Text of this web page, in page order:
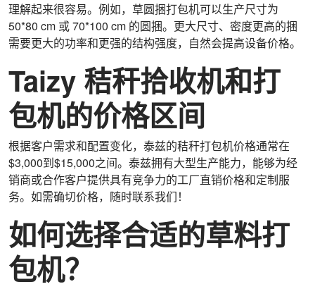
理解起来很容易。例如，草圆捆打包机可以生产尺寸为
50*80 cm 或 70*100 cm 的圆捆。更大尺寸、密度更高的捆
需要更大的功率和更强的结构强度，自然会提高设备价格。
Taizy 秸秆拾收机和打
包机的价格区间
根据客户需求和配置变化，泰兹的秸秆打包机价格通常在
$3,000到$15,000之间。泰兹拥有大型生产能力，能够为经
销商或合作客户提供具有竞争力的工厂直销价格和定制服
务。如需确切价格，随时联系我们！
如何选择合适的草料打
包机？